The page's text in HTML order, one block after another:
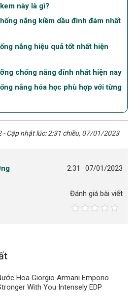
này là gì?
nắng kiềm dầu đình đám nhất
nắng hiệu quả tốt nhất hiện
chống nắng đỉnh nhất hiện nay
nắng hóa học phù hợp với từng
Cập nhật lúc: 2:31 chiều, 07/01/2023
2:31 07/01/2023
Đánh giá bài viết
Hoa Giorgio Armani Emporio
With You Intensely EDP